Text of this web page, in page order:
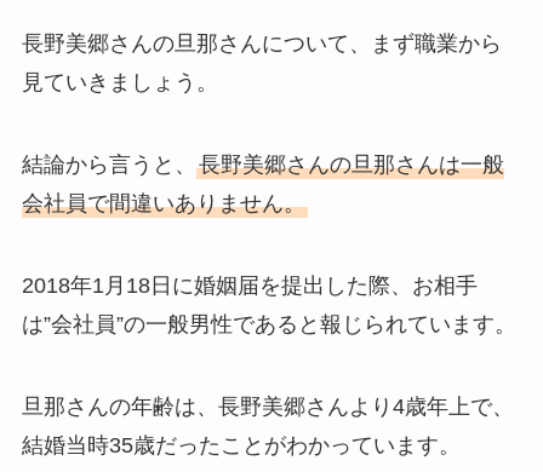
長野美郷さんの旦那さんについて、まず職業から
見ていきましょう。
結論から言うと、 長野美郷さんの旦那さんは一般
会社員で間違いありません。
2018年1月18日に婚姻届を提出した際、お相手
は”会社員”の一般男性であると報じられています。
旦那さんの年齢は、長野美郷さんより4歳年上で、
結婚当時35歳だったことがわかっています。